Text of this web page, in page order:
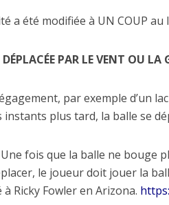
a été modifiée à UN COUP
PAR LE VENT OU LA
par exemple d’un
plus tard, la balle se
fois que la balle ne bouge
le joueur doit jouer la
Ricky Fowler en Arizona.